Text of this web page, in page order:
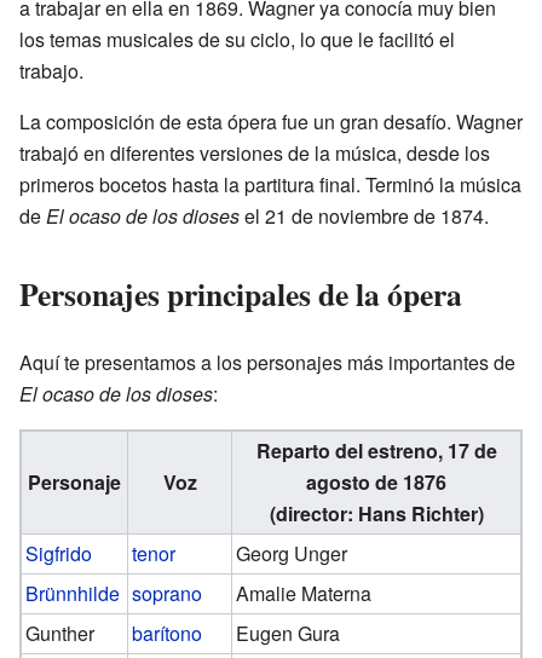
a trabajar en ella en 1869. Wagner ya conocía muy bien
los temas musicales de su ciclo, lo que le facilitó el
trabajo.
La composición de esta ópera fue un gran desafío. Wagner
trabajó en diferentes versiones de la música, desde los
primeros bocetos hasta la partitura final. Terminó la música
deEl ocaso de los diosesel 21 de noviembre de 1874.
Personajes principales de la ópera
Aquí te presentamos a los personajes más importantes de
El ocaso de los dioses:
Personaje Voz
Reparto del estreno, 17 de
agosto de 1876
(director: Hans Richter)
Sigfrido
tenor
Georg Unger
Brünnhilde soprano
Amalie Materna
Gunther
barítono
Eugen Gura